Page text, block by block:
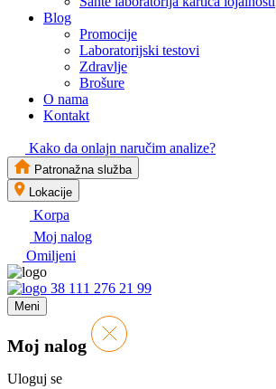
Blog
Promocije
Laboratorijski testovi
Zdravlje
Brošure
O nama
Kontakt
Kako da onlajn naručim analize?
Patronažna služba
Lokacije
Korpa
Moj nalog
Omiljeni
38 111 276 21 99
Meni
Moj nalog
Uloguj se